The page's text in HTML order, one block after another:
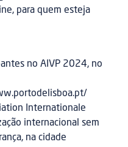
para quem esteja
no AIVP 2024, no
Internationale
internacional sem
na cidade